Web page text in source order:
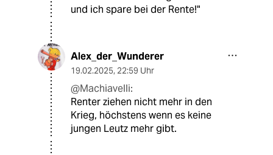
und ich spare bei der Rente!"
Alex_der_Wunderer
19.02.2025, 22:59 Uhr
@Machiavelli:
Renter ziehen nicht mehr in den
Krieg, höchstens wenn es keine
jungen Leutz mehr gibt.